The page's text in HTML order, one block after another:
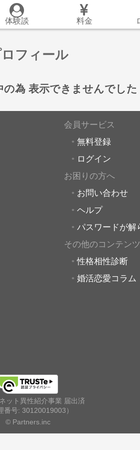
体験談 料金
フィール
の為 表示できませんでした
会員サービス
無料登録
ログイン
お困りの方へ
お問い合わせ
ヘルプ
パスワードが解
その他のコンテンツ
性格相性診断
婚活恋愛コラム
ット異性紹介事業 届出済
番号: 30120019003）
© Partners.inc